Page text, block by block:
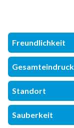
Freundlichkeit
Gesamteindruck
Standort
Sauberkeit